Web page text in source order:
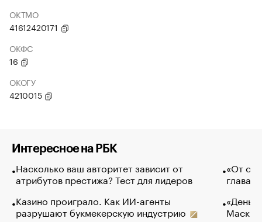
ОКТМО
41612420171
ОКФС
16
ОКОГУ
4210015
Интересное на РБК
Насколько ваш авторитет зависит от
атрибутов престижа? Тест для лидеров
Казино проиграло. Как ИИ-агенты
разрушают букмекерскую индустрию
«От
глава
Маск в